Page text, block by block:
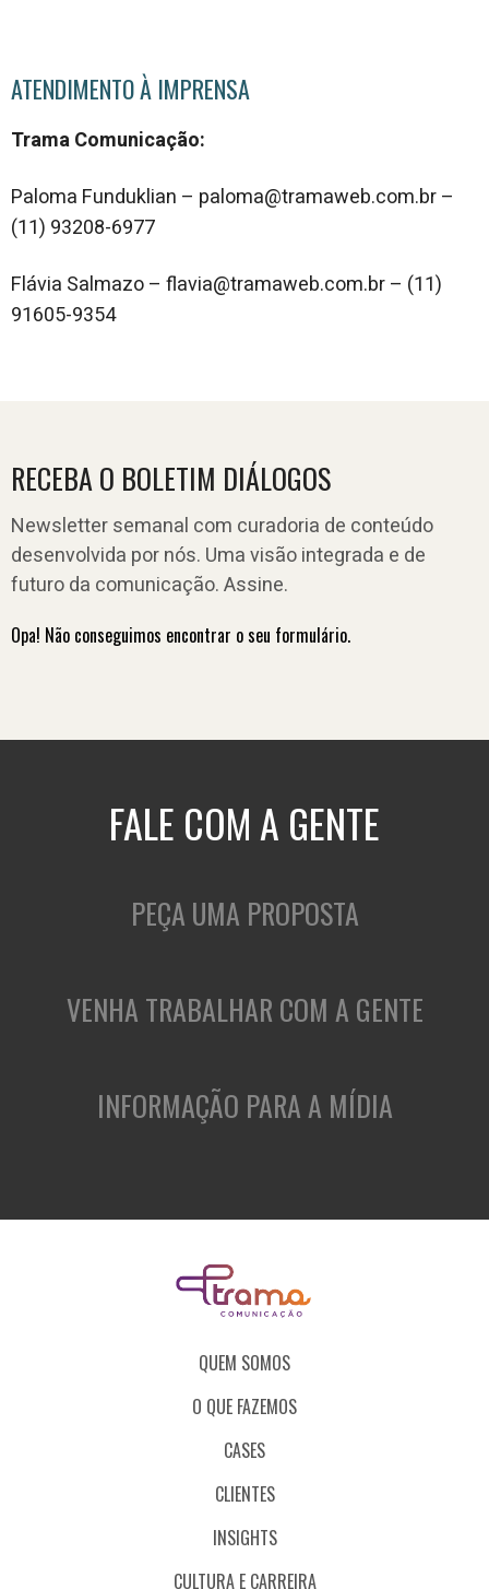
ATENDIMENTO À IMPRENSA
Trama Comunicação:
Paloma Funduklian – paloma@tramaweb.com.br –
(11) 93208-6977
Flávia Salmazo – flavia@tramaweb.com.br – (11)
91605-9354
RECEBA O BOLETIM DIÁLOGOS
Newsletter semanal com curadoria de conteúdo
desenvolvida por nós. Uma visão integrada e de
futuro da comunicação. Assine.
Opa! Não conseguimos encontrar o seu formulário.
FALE COM A GENTE
PEÇA UMA PROPOSTA
VENHA TRABALHAR COM A GENTE
INFORMAÇÃO PARA A MÍDIA
QUEM SOMOS
O QUE FAZEMOS
CASES
CLIENTES
INSIGHTS
CULTURA E CARREIRA